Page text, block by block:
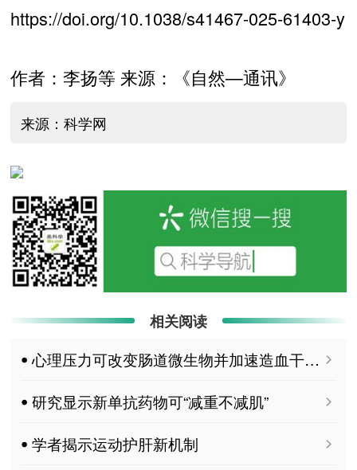
https://doi.org/10.1038/s41467-025-61403-y
作者：李扬等 来源：《自然—通讯》
来源：科学网
相关阅读
ꔷ 心理压力可改变肠道微生物并加速造血干细胞衰老
ꔷ 研究显示新单抗药物可“减重不减肌”
ꔷ 学者揭示运动护肝新机制